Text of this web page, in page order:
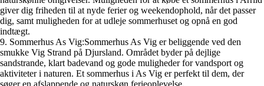
giver dig friheden til at nyde ferier og weekendophold, når det passer
dig, samt muligheden for at udleje sommerhuset og opnå en god
indtægt.
9. Sommerhus As Vig:Sommerhus As Vig er beliggende ved den
smukke Vig Strand på Djursland. Området byder på dejlige
sandstrande, klart badevand og gode muligheder for vandsport og
aktiviteter i naturen. Et sommerhus i As Vig er perfekt til dem, der
søger en afslappende og naturskøn ferieoplevelse.